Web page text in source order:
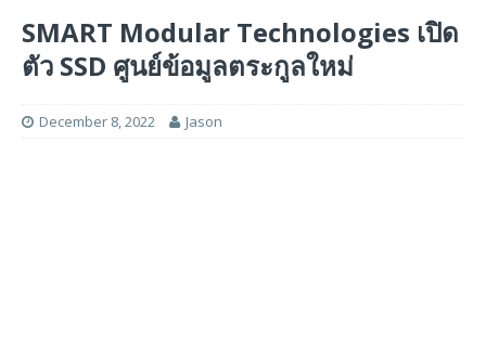
SMART Modular Technologies เปิด
ตัว SSD ศูนย์ข้อมูลตระกูลใหม่
December 8, 2022 Jason